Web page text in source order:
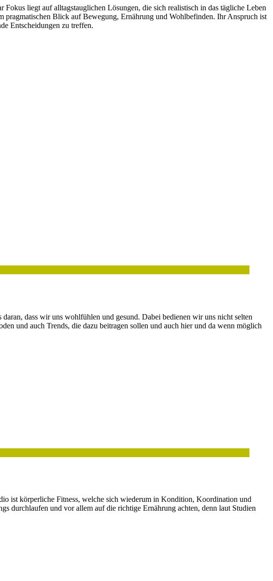
liegt auf alltagstauglichen Lösungen, die sich realistisch in das tägliche Leben
pragmatischen Blick auf Bewegung, Ernährung und Wohlbefinden. Ihr Anspruch ist
Entscheidungen zu treffen.
dass wir uns wohlfühlen und gesund. Dabei bedienen wir uns nicht selten
und auch Trends, die dazu beitragen sollen und auch hier und da wenn möglich
ist körperliche Fitness, welche sich wiederum in Kondition, Koordination und
durchlaufen und vor allem auf die richtige Ernährung achten, denn laut Studien